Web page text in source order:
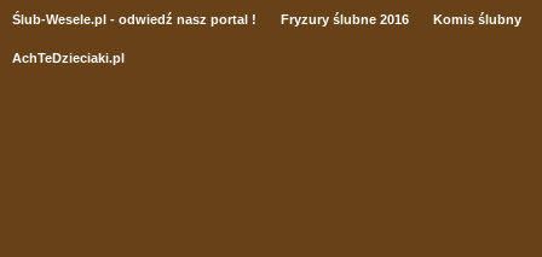
Ślub-Wesele.pl - odwiedź nasz portal ! Fryzury ślubne 2016 Komis ślubny
AchTeDzieciaki.pl